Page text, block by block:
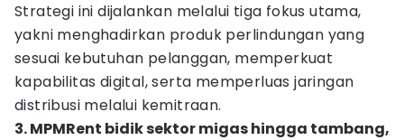
Strategi ini dijalankan melalui tiga fokus utama,
yakni menghadirkan produk perlindungan yang
sesuai kebutuhan pelanggan, memperkuat
kapabilitas digital, serta memperluas jaringan
distribusi melalui kemitraan.
3. MPMRent bidik sektor migas hingga tambang,